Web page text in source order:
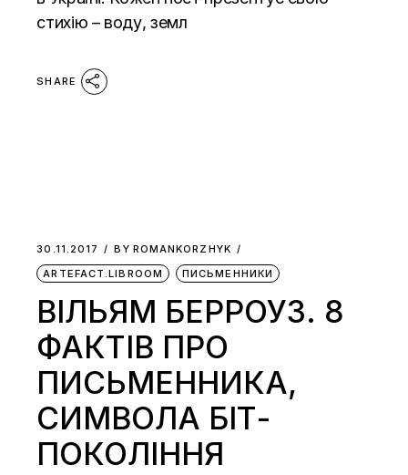
стихію – воду, земл
SHARE
30.11.2017 BY ROMANKORZHYK
ARTEFACT.LIBROOM
ПИСЬМЕННИКИ
ВІЛЬЯМ БЕРРОУЗ. 8
ФАКТІВ ПРО
ПИСЬМЕННИКА,
СИМВОЛА БІТ-
ПОКОЛІННЯ